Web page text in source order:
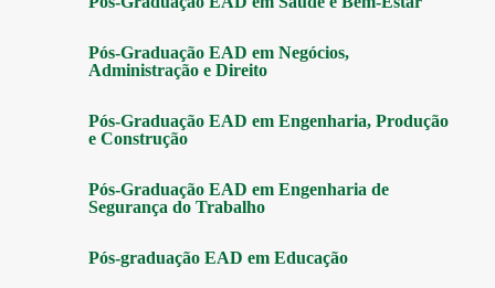
Pós-Graduação EAD em Negócios,
Administração e Direito
Pós-Graduação EAD em Engenharia, Produção
e Construção
Pós-Graduação EAD em Engenharia de
Segurança do Trabalho
Pós-graduação EAD em Educação